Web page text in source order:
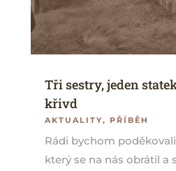
Tři sestry, jeden
křivd
AKTUALITY, PŘÍBĚH
Rádi bychom
který se na nás obrátil a